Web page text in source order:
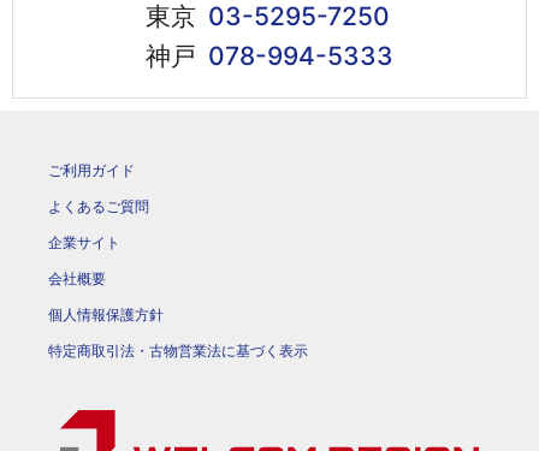
東京 03-5295-7250
神戸 078-994-5333
ご利用ガイド
よくあるご質問
企業サイト
会社概要
個人情報保護方針
特定商取引法・古物営業法に基づく表示